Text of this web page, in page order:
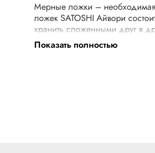
Мерные ложки –
ложек SATOSHI Айвори
хранить сложенными друг в
миллилитрах, а также в
дополнительный комфорт при
Показать полностью